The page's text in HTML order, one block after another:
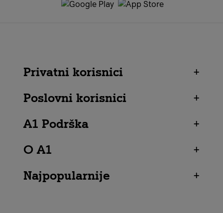
Privatni korisnici
+
Poslovni korisnici
+
A1 Podrška
+
O A1
+
Najpopularnije
+